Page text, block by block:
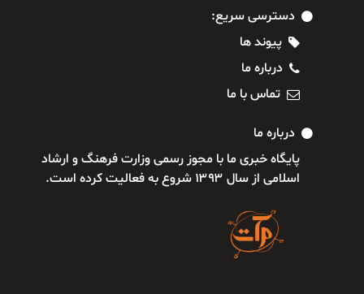
دسترسی سریع:
پیوند ها
درباره ما
تماس با ما
درباره ما
پایگاه خبری ما با مجوز رسمی وزارت فرهنگ و ارشاد
اسلامی از سال ۱۳۹۳ شروع به فعالیت کرده است.